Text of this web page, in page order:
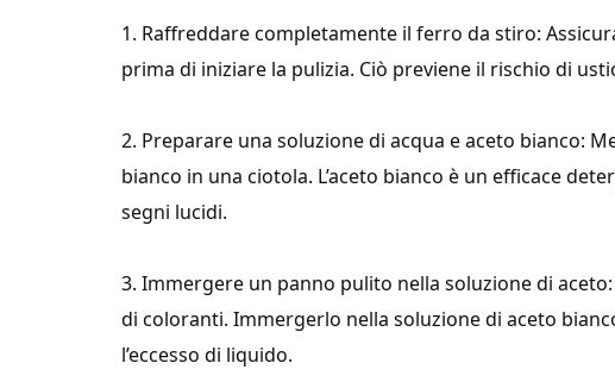
1. Raffreddare completamente il ferro da stiro:
prima di iniziare la pulizia. Ciò previene il rischio di
2. Preparare una soluzione di acqua e aceto bianco:
bianco in una ciotola. L’aceto bianco è un efficace
segni lucidi.
3. Immergere un panno pulito nella soluzione di
di coloranti. Immergerlo nella soluzione di aceto
l’eccesso di liquido.